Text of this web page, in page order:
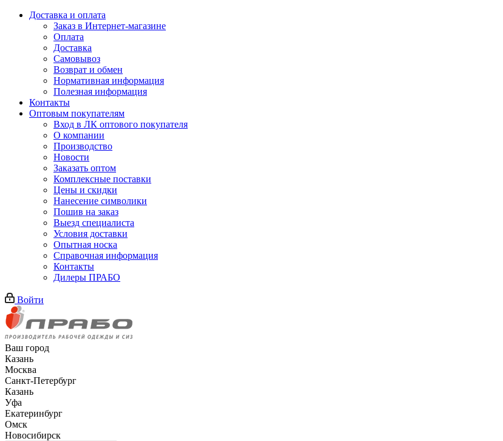
Доставка и оплата
Заказ в Интернет-магазине
Оплата
Доставка
Самовывоз
Возврат и обмен
Нормативная информация
Полезная информация
Контакты
Оптовым покупателям
Вход в ЛК оптового покупателя
О компании
Производство
Новости
Заказать оптом
Комплексные поставки
Цены и скидки
Нанесение символики
Пошив на заказ
Выезд специалиста
Условия доставки
Опытная носка
Справочная информация
Контакты
Дилеры ПРАБО
Войти
Ваш город
Казань
Москва
Санкт-Петербург
Казань
Уфа
Екатеринбург
Омск
Новосибирск